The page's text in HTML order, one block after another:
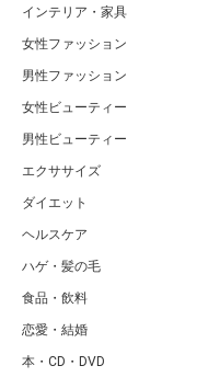
インテリア・家具
女性ファッション
男性ファッション
女性ビューティー
男性ビューティー
エクササイズ
ダイエット
ヘルスケア
ハゲ・髪の毛
食品・飲料
恋愛・結婚
本・CD・DVD